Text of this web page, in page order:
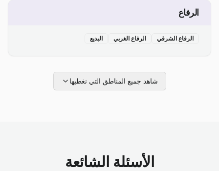
الرفاع
الرفاع الشرقي الرفاع الغربي البديع
شاهد جميع المناطق التي نغطيها
الأسئلة الشائعة